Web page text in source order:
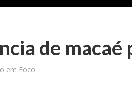
de macaé
em Foco